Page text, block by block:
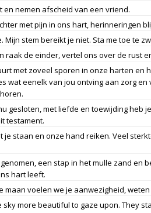
en nemen afscheid van een vriend.
met pijn in ons hart, herinneringen
Mijn stem bereikt je niet. Sta me toe te
raak de einder, vertel ons over de rust
met zoveel sporen in onze harten en
wat eenelk van jou ontving aan zorg
gesloten, met liefde en toewijding heb
testament.
je staan en onze hand reiken. Veel
een stap in het mulle zand en
hart leeft.
maan voelen we je aanwezigheid,
sky more beautiful to gaze upon. They